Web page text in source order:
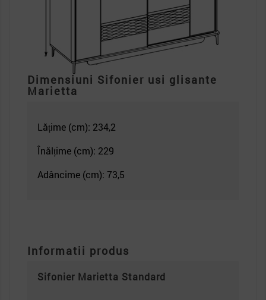
Dimensiuni Sifonier usi glisante
Marietta
Lățime (cm): 234,2
Înălțime (cm): 229
Adâncime (cm): 73,5
Informatii produs
Sifonier Marietta Standard